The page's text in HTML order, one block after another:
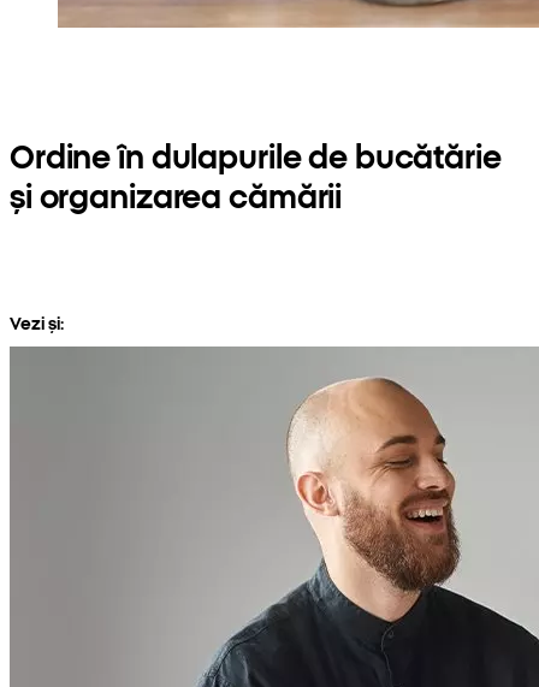
Ordine în dulapurile de bucătărie
și organizarea cămării
Vezi și: